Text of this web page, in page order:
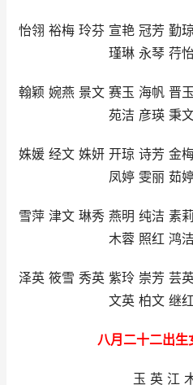
怡翎 裕梅 玲芬 宣艳 冠芳 勤
瑾琳 永琴 荇
翰颖 婉燕 景文 赛玉 海帆 晋
苑洁 彦瑛 秉
姝媛 经文 姝妍 开琼 诗芳 金
凤婷 雯丽 茹
雪萍 津文 琳秀 燕明 纯洁 素
木蓉 照红 鸿
泽英 筱雪 秀英 紫玲 崇芳 芸
文英 柏文 继
八月二十二出生
玉 英 江